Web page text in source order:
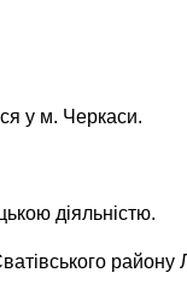
у м. Черкаси.
діяльністю.
району